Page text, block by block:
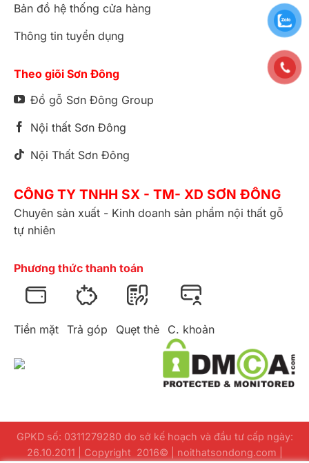
Bản đồ hệ thống cửa hàng
Thông tin tuyển dụng
Theo giõi Sơn Đông
Đồ gỗ Sơn Đông Group
Nội thất Sơn Đông
Nội Thất Sơn Đông
CÔNG TY TNHH SX - TM- XD SƠN ĐÔNG
Chuyên sản xuất - Kinh doanh sản phẩm nội thất gỗ
tự nhiên
Phương thức thanh toán
Tiền mặt Trả góp Quẹt thẻ C. khoản
GPKD số: 0311279280 do sở kế hoạch và đầu tư cấp ngày:
26.10.2011 | Copyright 2016© | noithatsondong.com |